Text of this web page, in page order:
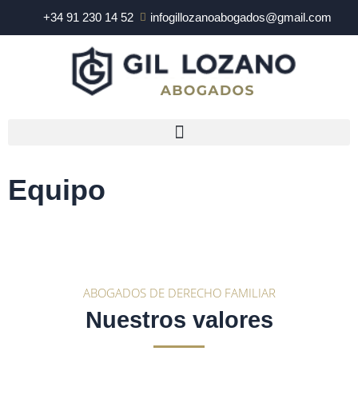
+34 91 230 14 52 infogillozanoabogados@gmail.com
Equipo
ABOGADOS DE DERECHO FAMILIAR
Nuestros valores